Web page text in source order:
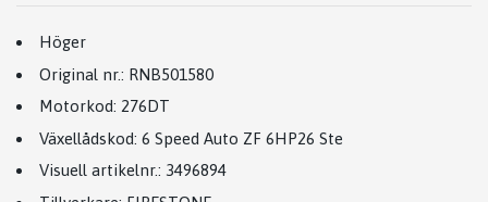
Höger
Original nr.: RNB501580
Motorkod: 276DT
Växellådskod: 6 Speed Auto ZF 6HP26 Ste
Visuell artikelnr.: 3496894